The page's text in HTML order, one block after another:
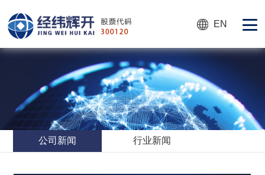
EN
公司新闻 行业新闻